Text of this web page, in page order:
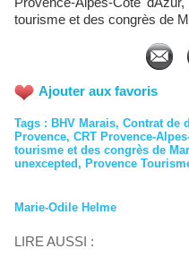
tourisme et des congrès de
Ajouter aux favoris
Tags : BHV Marais, Contrat de
Provence, CRT Provence-
tourisme et des congrès de
unexcepted, Provence
Marie-Odile Helme
LIRE AUSSI :